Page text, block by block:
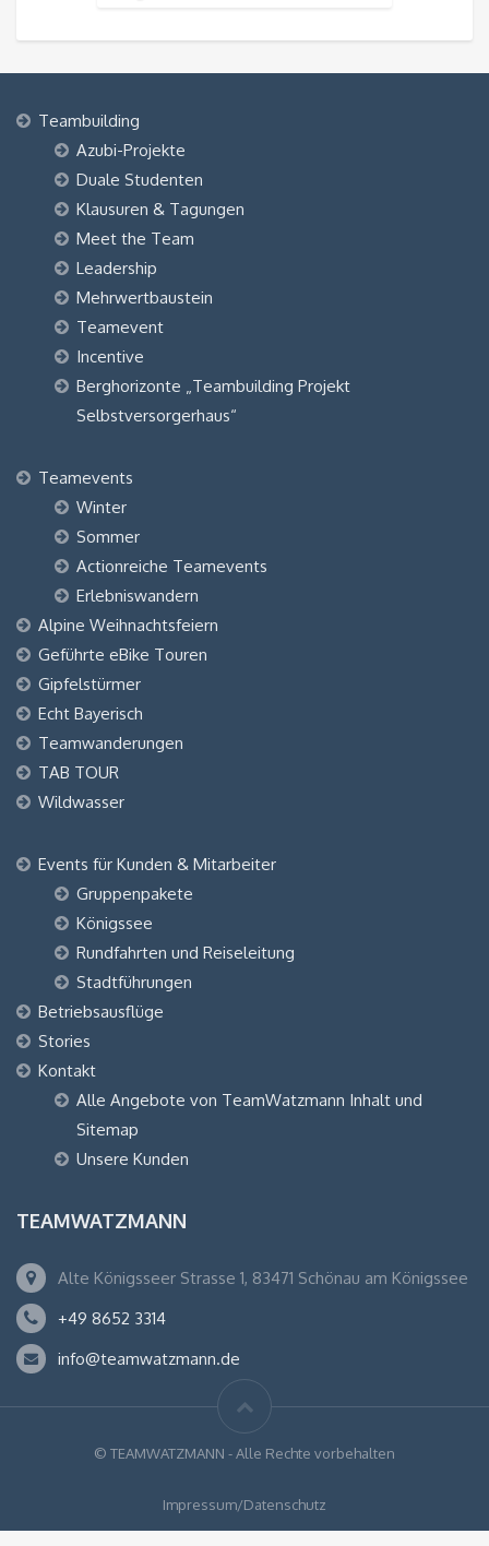
Teambuilding
Azubi-Projekte
Duale Studenten
Klausuren & Tagungen
Meet the Team
Leadership
Mehrwertbaustein
Teamevent
Incentive
Berghorizonte „Teambuilding Projekt
Selbstversorgerhaus“
Teamevents
Winter
Sommer
Actionreiche Teamevents
Erlebniswandern
Alpine Weihnachtsfeiern
Geführte eBike Touren
Gipfelstürmer
Echt Bayerisch
Teamwanderungen
TAB TOUR
Wildwasser
Events für Kunden & Mitarbeiter
Gruppenpakete
Königssee
Rundfahrten und Reiseleitung
Stadtführungen
Betriebsausflüge
Stories
Kontakt
Alle Angebote von TeamWatzmann Inhalt und
Sitemap
Unsere Kunden
TEAMWATZMANN
Alte Königsseer Strasse 1, 83471 Schönau am Königssee
+49 8652 3314
info@teamwatzmann.de
© TEAMWATZMANN - Alle Rechte vorbehalten
Impressum/Datenschutz